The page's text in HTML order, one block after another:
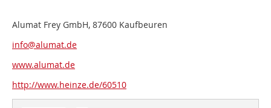
Alumat Frey GmbH, 87600 Kaufbeuren
info@alumat.de
www.alumat.de
http://www.heinze.de/60510